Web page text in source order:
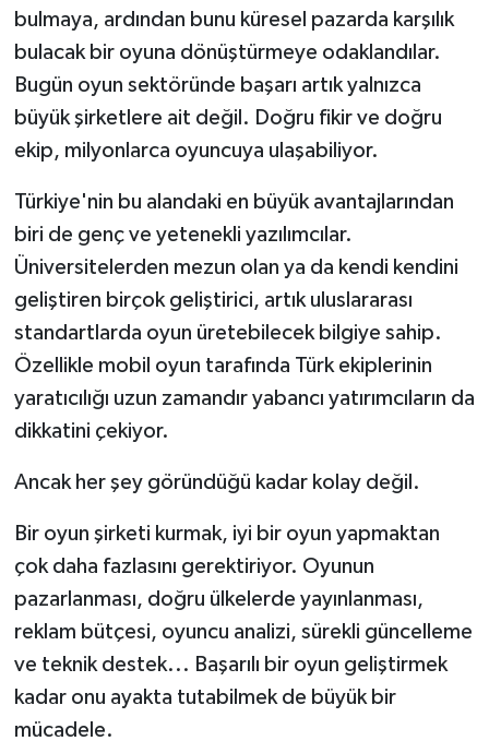
bulmaya, ardından bunu küresel pazarda karşılık
bulacak bir oyuna dönüştürmeye odaklandılar.
Bugün oyun sektöründe başarı artık yalnızca
büyük şirketlere ait değil. Doğru fikir ve doğru
ekip, milyonlarca oyuncuya ulaşabiliyor.
Türkiye'nin bu alandaki en büyük avantajlarından
biri de genç ve yetenekli yazılımcılar.
Üniversitelerden mezun olan ya da kendi kendini
geliştiren birçok geliştirici, artık uluslararası
standartlarda oyun üretebilecek bilgiye sahip.
Özellikle mobil oyun tarafında Türk ekiplerinin
yaratıcılığı uzun zamandır yabancı yatırımcıların da
dikkatini çekiyor.
Ancak her şey göründüğü kadar kolay değil.
Bir oyun şirketi kurmak, iyi bir oyun yapmaktan
çok daha fazlasını gerektiriyor. Oyunun
pazarlanması, doğru ülkelerde yayınlanması,
reklam bütçesi, oyuncu analizi, sürekli güncelleme
ve teknik destek... Başarılı bir oyun geliştirmek
kadar onu ayakta tutabilmek de büyük bir
mücadele.
Kepsut
KÜLTÜR-SANAT
MAGAZİN
MANŞET
Manyas
OLAY
OTOMOTİV
Resmi İlanlar
SAĞLIK
Savaştepe
SEYAHAT
SİYASET
Sındırgı